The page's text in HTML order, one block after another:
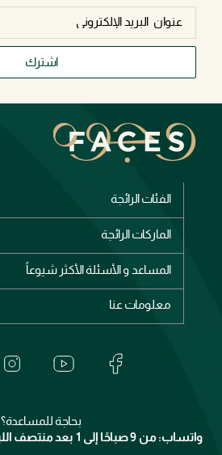
اشترك
الفئات الرائجة
الأكثر مبيعاً
اشترِ بطاقة هدية
الماركات الرائجة
بربري
إيف سان لوران
المساعد و الأسئلة الأكثر شيوعاً
الإرجاع
معلومات عنا
خدمات المعارض
برنامج الولاء ميوز
بحاجة للمساعدة؟
واتساب: من 9 صباحًا إلى 1 بعد منتصف الليل (من الإثنين إلى الأحد)